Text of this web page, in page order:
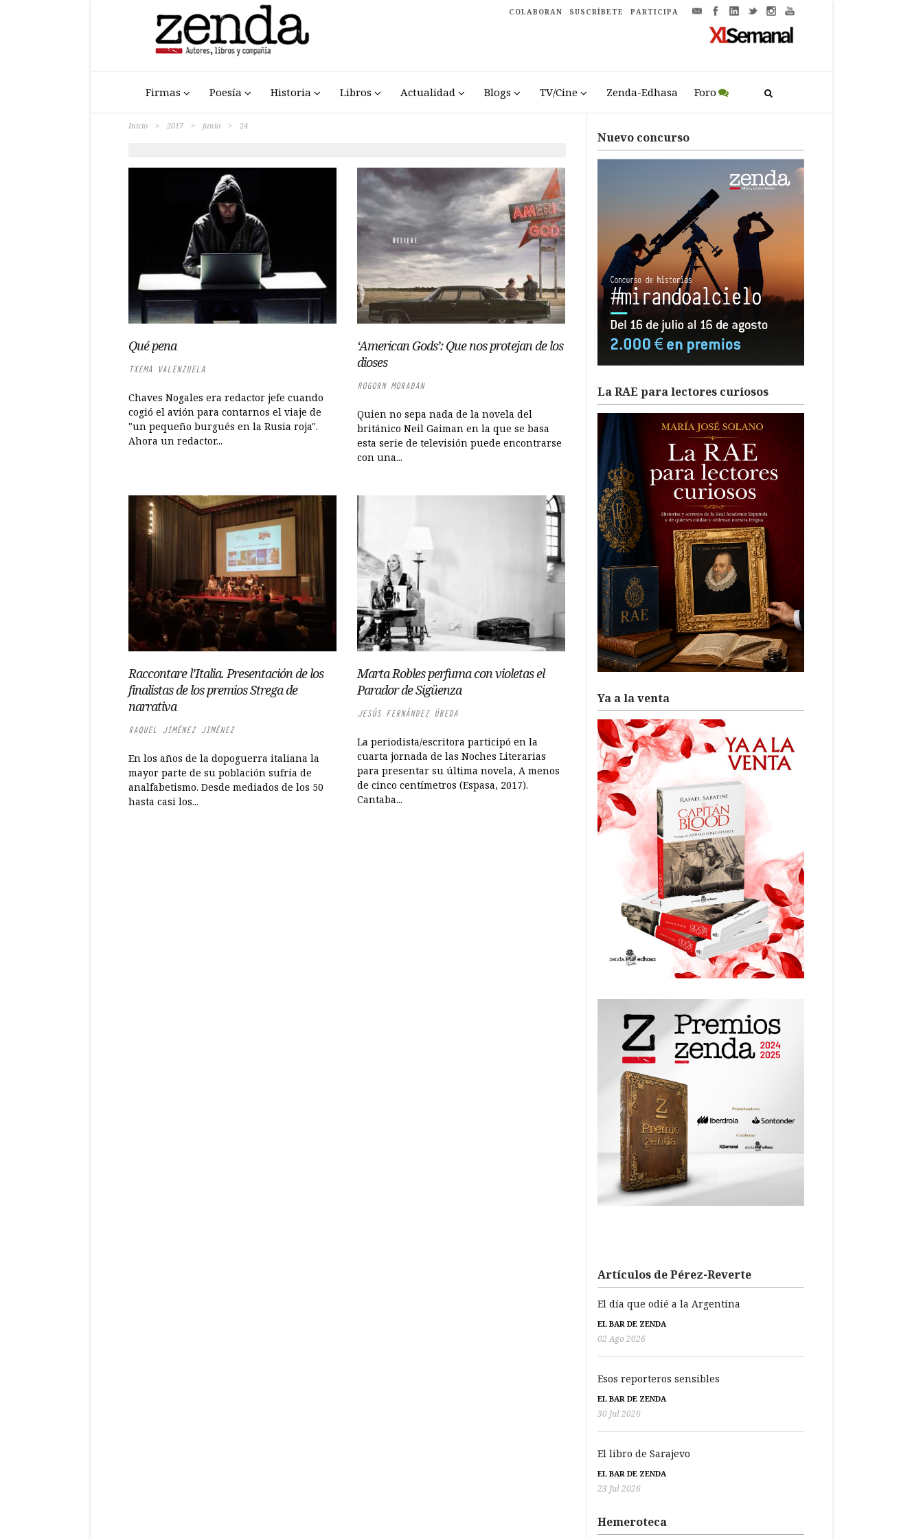
COLABORAN SUSCRÍBETE PARTICIPA
Firmas Poesía Historia Libros Actualidad Blogs TV/Cine Zenda-Edhasa Foro
Inicio > 2017 > junio > 24
Qué pena
TXEMA VALENZUELA
Chaves Nogales era redactor jefe cuando
cogió el avión para contarnos el viaje de
"un pequeño burgués en la Rusia roja".
Ahora un redactor...
‘American Gods’: Que nos protejan de los
dioses
ROGORN MORADAN
Quien no sepa nada de la novela del
británico Neil Gaiman en la que se basa
esta serie de televisión puede encontrarse
con una...
Raccontare l’Italia. Presentación de los
finalistas de los premios Strega de
narrativa
RAQUEL JIMÉNEZ JIMÉNEZ
En los años de la dopoguerra italiana la
mayor parte de su población sufría de
analfabetismo. Desde mediados de los 50
hasta casi los...
Marta Robles perfuma con violetas el
Parador de Sigüenza
JESÚS FERNÁNDEZ ÚBEDA
La periodista/escritora participó en la
cuarta jornada de las Noches Literarias
para presentar su última novela, A menos
de cinco centímetros (Espasa, 2017).
Cantaba...
Nuevo concurso
La RAE para lectores curiosos
Ya a la venta
Artículos de Pérez-Reverte
El día que odié a la Argentina
EL BAR DE ZENDA
02 Ago 2026
Esos reporteros sensibles
EL BAR DE ZENDA
30 Jul 2026
El libro de Sarajevo
EL BAR DE ZENDA
23 Jul 2026
Hemeroteca